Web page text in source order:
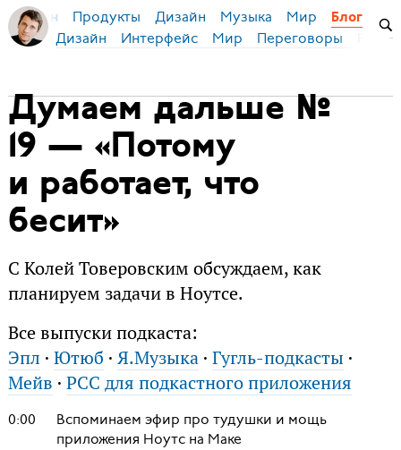
Бирман Продукты Дизайн Музыка Мир Блог
Дизайн Интерфейс Мир Переговоры
Думаем дальше №
19 — «Потому
и работает, что
бесит»
С Колей Товеровским обсуждаем, как
планируем задачи в Ноутсе.
Все выпуски подкаста:
Эпл · Ютюб · Я.Музыка· Гугль-подкасты ·
Мейв · РСС для подкастного приложения
0:00
Вспоминаем эфир про тудушки и мощь
приложения Ноутс на Маке